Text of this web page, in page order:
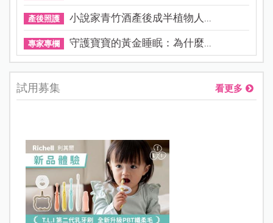
產後照護 小說家青竹酒產後成半植物人...
專家專欄 守護寶寶的黃金睡眠：為什麼...
試用募集 看更多